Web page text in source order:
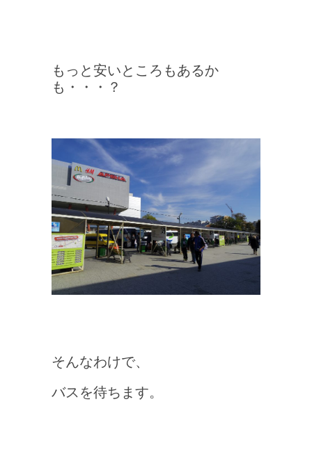
もっと安いところもあるか
も・・・？
そんなわけで、
バスを待ちます。